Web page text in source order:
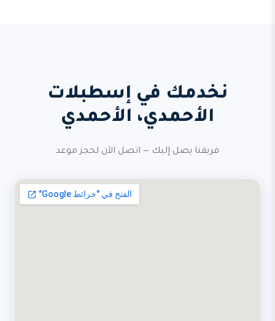
نخدمك في إسطبلات
الأحمدي، الأحمدي
فريقنا يصل إليك — اتصل الآن لحجز موعد